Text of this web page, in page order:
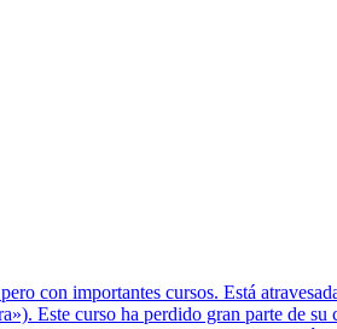
con importantes cursos. Está
Este curso ha perdido gran parte de